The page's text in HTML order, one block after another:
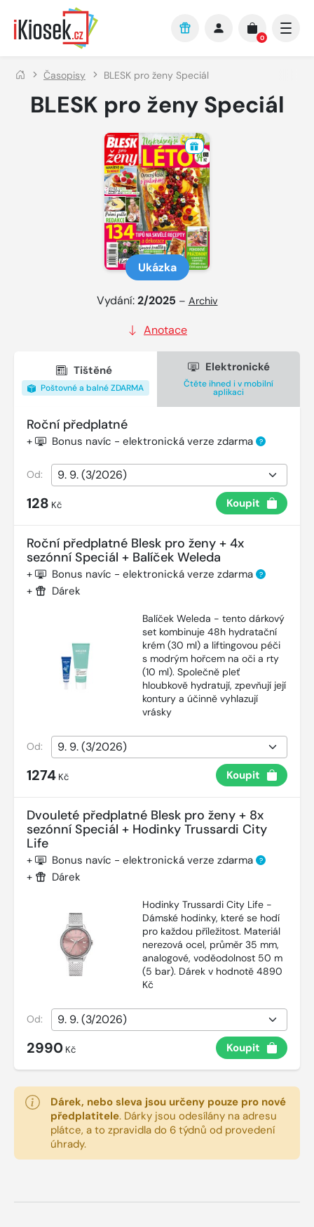
Přejít na hlavní obsah
0
Časopisy BLESK pro ženy Speciál
BLESK pro ženy Speciál
Ukázka
Vydání:2/2025 – Archiv
Anotace
Tištěné
Poštovné a balné ZDARMA
Elektronické
Čtěte ihned i v mobilní
aplikaci
Roční předplatné
+ Bonus navíc - elektronická verze zdarma ?
Od:
128 Kč Koupit
Roční předplatné Blesk pro ženy + 4x
sezónní Speciál + Balíček Weleda
+ Bonus navíc - elektronická verze zdarma ?
+ Dárek
Balíček Weleda - tento dárkový
set kombinuje 48h hydratační
krém (30 ml) a liftingovou péči
s modrým hořcem na oči a rty
(10 ml). Společně pleť
hloubkově hydratují, zpevňují její
kontury a účinně vyhlazují
vrásky
Od:
1274 Kč Koupit
Dvouleté předplatné Blesk pro ženy + 8x
sezónní Speciál + Hodinky Trussardi City
Life
+ Bonus navíc - elektronická verze zdarma ?
+ Dárek
Hodinky Trussardi City Life -
Dámské hodinky, které se hodí
pro každou příležitost. Materiál
nerezová ocel, průměr 35 mm,
analogové, voděodolnost 50 m
(5 bar). Dárek v hodnotě 4890
Kč
Od:
2990 Kč Koupit
Dárek, nebo sleva jsou určeny pouze pro nové
předplatitele. Dárky jsou odesílány na adresu
plátce, a to zpravidla do 6 týdnů od provedení
úhrady.